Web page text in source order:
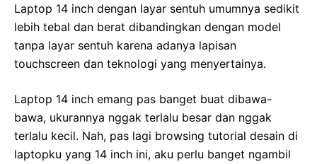
Laptop 14 inch dengan layar sentuh umumnya sedikit
lebih tebal dan berat dibandingkan dengan model
tanpa layar sentuh karena adanya lapisan
touchscreen dan teknologi yang menyertainya.
Laptop 14 inch emang pas banget buat dibawa-
bawa, ukurannya nggak terlalu besar dan nggak
terlalu kecil. Nah, pas lagi browsing tutorial desain di
laptopku yang 14 inch ini, aku perlu banget ngambil